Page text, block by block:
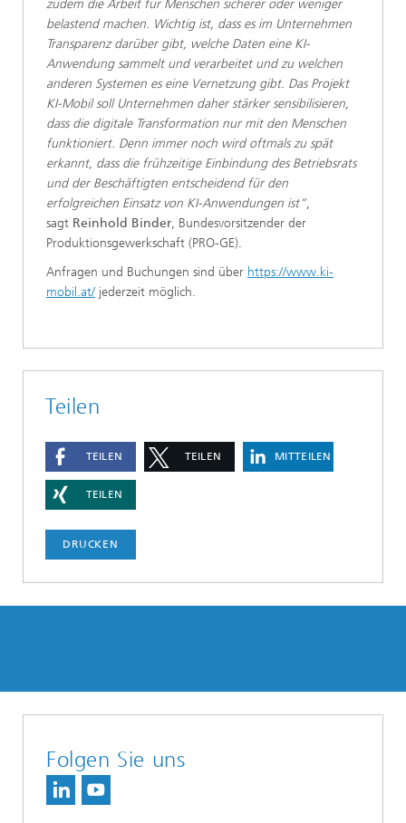
zudem die Arbeit für Menschen sicherer oder weniger
belastend machen. Wichtig ist, dass es im Unternehmen
Transparenz darüber gibt, welche Daten eine KI-
Anwendung sammelt und verarbeitet und zu welchen
anderen Systemen es eine Vernetzung gibt. Das Projekt
KI-Mobil soll Unternehmen daher stärker sensibilisieren,
dass die digitale Transformation nur mit den Menschen
funktioniert. Denn immer noch wird oftmals zu spät
erkannt, dass die frühzeitige Einbindung des Betriebsrats
und der Beschäftigten entscheidend für den
erfolgreichen Einsatz von KI-Anwendungen ist”,
sagt Reinhold Binder, Bundesvorsitzender der
Produktionsgewerkschaft (PRO-GE).
Anfragen und Buchungen sind über https://www.ki-
mobil.at/jederzeit möglich.
Teilen
TEILEN TEILEN MITTEILEN
TEILEN
DRUCKEN
Folgen Sie uns